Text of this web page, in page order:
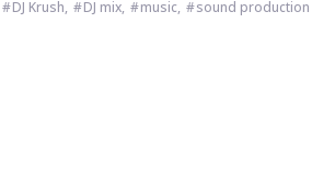
DJ Krush, DJ mix, music, sound production